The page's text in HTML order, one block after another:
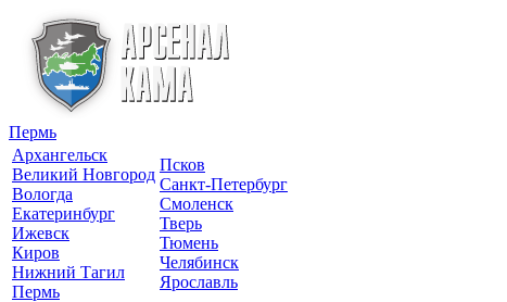
Пермь
Архангельск
Великий Новгород
Вологда
Екатеринбург
Ижевск
Киров
Нижний Тагил
Пермь
Псков
Санкт-Петербург
Смоленск
Тверь
Тюмень
Челябинск
Ярославль